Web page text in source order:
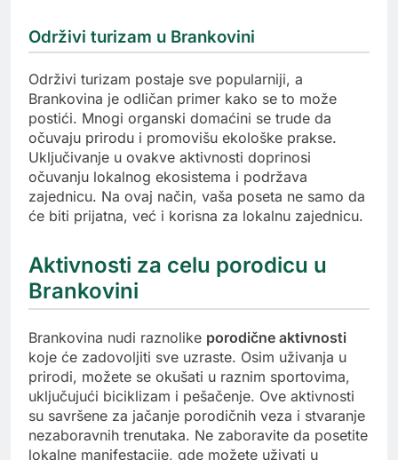
Održivi turizam u Brankovini
Održivi turizam postaje sve popularniji, a
Brankovina je odličan primer kako se to može
postići. Mnogi organski domaćini se trude da
očuvaju prirodu i promovišu ekološke prakse.
Uključivanje u ovakve aktivnosti doprinosi
očuvanju lokalnog ekosistema i podržava
zajednicu. Na ovaj način, vaša poseta ne samo da
će biti prijatna, već i korisna za lokalnu zajednicu.
Aktivnosti za celu porodicu u
Brankovini
Brankovina nudi raznolike porodične aktivnosti
koje će zadovoljiti sve uzraste. Osim uživanja u
prirodi, možete se okušati u raznim sportovima,
uključujući biciklizam i pešačenje. Ove aktivnosti
su savršene za jačanje porodičnih veza i stvaranje
nezaboravnih trenutaka. Ne zaboravite da posetite
lokalne manifestacije, gde možete uživati u